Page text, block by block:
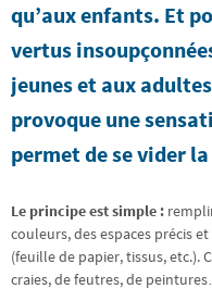
qu’aux enfants. Et
vertus
jeunes et aux
provoque une
permet de se vider
Le principe est simple :
couleurs, des espaces précis
(feuille de papier, tissus, etc.).
craies, de feutres, de